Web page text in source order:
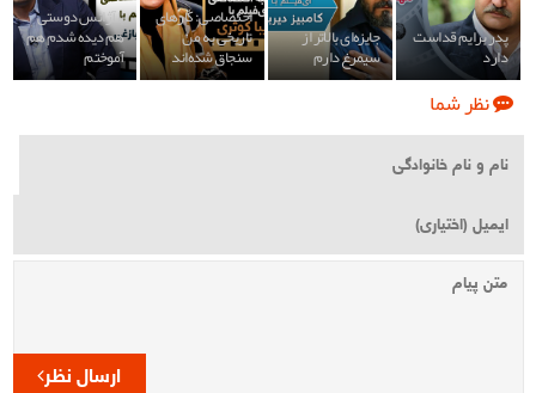
پدر برایم قداست
دارد
جایزه‌ای بالاتر از
سیمرغ دارم
اختصاصی: کارهای
تاریخی به من
سنجاق شده‌اند
با آژانس دوستی
هم دیده شدم هم
آموختم
نظر شما
ارسال نظر